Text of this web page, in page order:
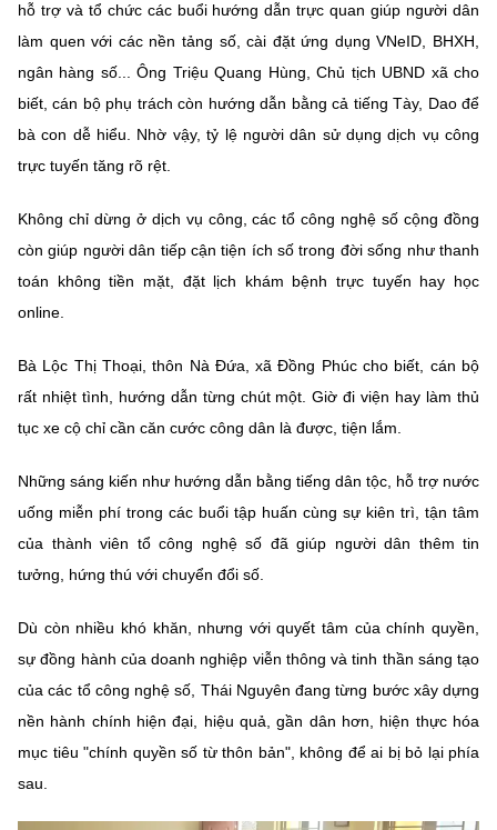
hỗ trợ và tổ chức các buổi hướng dẫn trực quan giúp người dân
làm quen với các nền tảng số, cài đặt ứng dụng VNeID, BHXH,
ngân hàng số... Ông Triệu Quang Hùng, Chủ tịch UBND xã cho
biết, cán bộ phụ trách còn hướng dẫn bằng cả tiếng Tày, Dao để
bà con dễ hiểu. Nhờ vậy, tỷ lệ người dân sử dụng dịch vụ công
trực tuyến tăng rõ rệt.
Không chỉ dừng ở dịch vụ công, các tổ công nghệ số cộng đồng
còn giúp người dân tiếp cận tiện ích số trong đời sống như thanh
toán không tiền mặt, đặt lịch khám bệnh trực tuyến hay học
online.
Bà Lộc Thị Thoại, thôn Nà Đứa, xã Đồng Phúc cho biết, cán bộ
rất nhiệt tình, hướng dẫn từng chút một. Giờ đi viện hay làm thủ
tục xe cộ chỉ cần căn cước công dân là được, tiện lắm.
Những sáng kiến như hướng dẫn bằng tiếng dân tộc, hỗ trợ nước
uống miễn phí trong các buổi tập huấn cùng sự kiên trì, tận tâm
của thành viên tổ công nghệ số đã giúp người dân thêm tin
tưởng, hứng thú với chuyển đổi số.
Dù còn nhiều khó khăn, nhưng với quyết tâm của chính quyền,
sự đồng hành của doanh nghiệp viễn thông và tinh thần sáng tạo
của các tổ công nghệ số, Thái Nguyên đang từng bước xây dựng
nền hành chính hiện đại, hiệu quả, gần dân hơn, hiện thực hóa
mục tiêu "chính quyền số từ thôn bản", không để ai bị bỏ lại phía
sau.